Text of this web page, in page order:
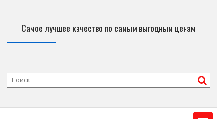
Самое лучшее качество по самым выгодным ценам